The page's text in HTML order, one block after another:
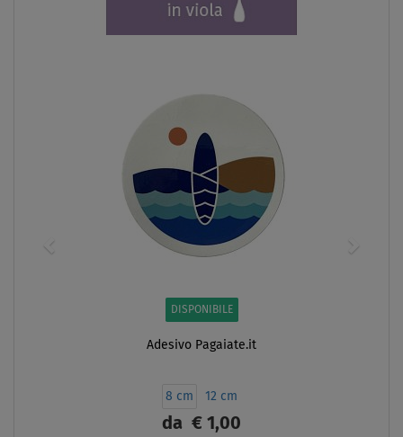
DISPONIBILE
Adesivo Pagaiate.it
8 cm 12 cm
da € 1,00